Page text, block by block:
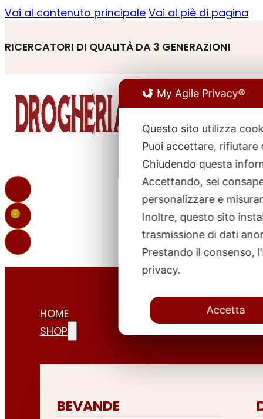
Vai al contenuto principale Vai al piè di pagina
RICERCATORI DI QUALITÀ DA 3 GENERAZIONI
0
HOME
SHOP
BEVANDE
My Agile Privacy®
Questo sito utilizza
Puoi accettare, rifiutare
Chiudendo questa
Accettando, sei
personalizzare e
Inoltre, questo sito
trasmissione di dati
Prestando il consenso,
privacy.
Accetta